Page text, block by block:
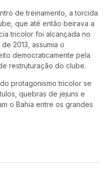
de treinamento, a torcida
que até então beirava a
tricolor foi alcançada no
2013, assumia o
democraticamente pela
restruturação do clube.
protagonismo tricolor se
quebras de jejuns e
o Bahia entre os grandes